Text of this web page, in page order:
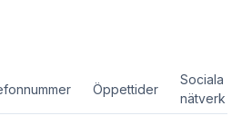
Öppettider
Sociala
nätverk